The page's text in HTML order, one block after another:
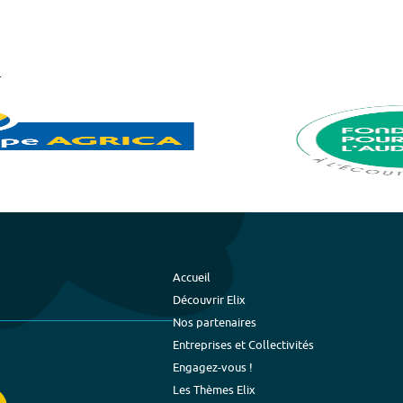
Accueil
Découvrir Elix
Nos partenaires
Entreprises et Collectivités
Engagez-vous !
Les Thèmes Elix